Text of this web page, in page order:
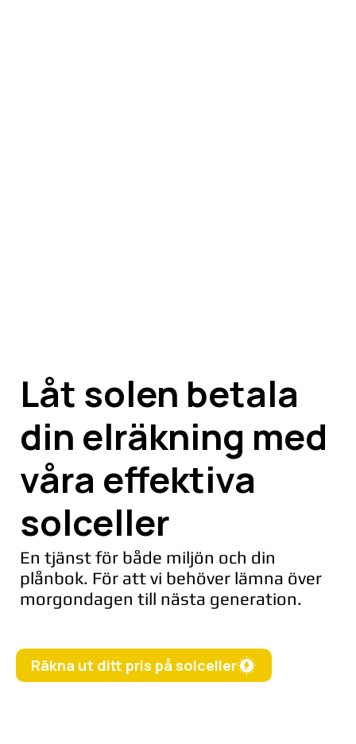
Låt solen betala
din elräkning med
våra effektiva
solceller
En tjänst för både miljön och din
plånbok. För att vi behöver lämna över
morgondagen till nästa generation.
Räkna ut ditt pris på solceller